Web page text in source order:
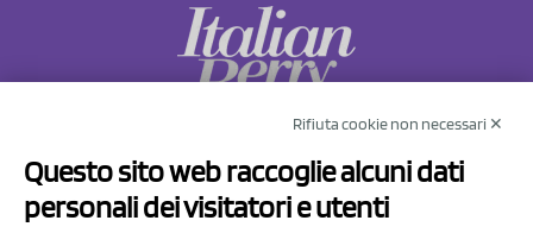
Via Prov.le Sassuolo Vignola 315/1
41057 Spilamberto (MO)
Rifiuta cookie non necessari ✕
Questo sito web raccoglie alcuni dati
personali dei visitatori e utenti